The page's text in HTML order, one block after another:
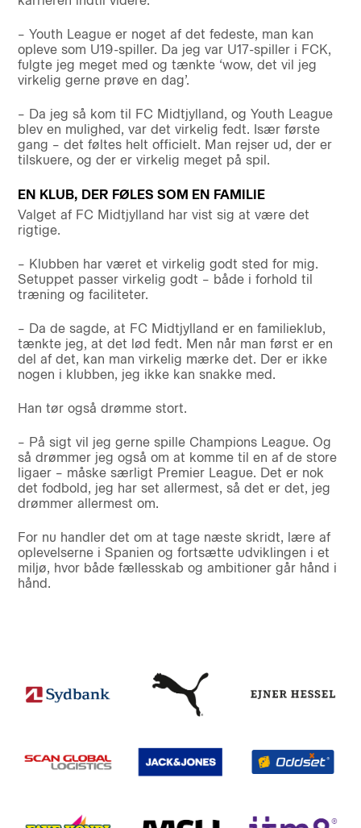
– Youth League er noget af det fedeste, man kan
opleve som U19-spiller. Da jeg var U17-spiller i FCK,
fulgte jeg meget med og tænkte ‘wow, det vil jeg
virkelig gerne prøve en dag’.
– Da jeg så kom til FC Midtjylland, og Youth League
blev en mulighed, var det virkelig fedt. Især første
gang – det føltes helt officielt. Man rejser ud, der er
tilskuere, og der er virkelig meget på spil.
EN KLUB, DER FØLES SOM EN FAMILIE
Valget af FC Midtjylland har vist sig at være det
rigtige.
– Klubben har været et virkelig godt sted for mig.
Setuppet passer virkelig godt – både i forhold til
træning og faciliteter.
– Da de sagde, at FC Midtjylland er en familieklub,
tænkte jeg, at det lød fedt. Men når man først er en
del af det, kan man virkelig mærke det. Der er ikke
nogen i klubben, jeg ikke kan snakke med.
Han tør også drømme stort.
– På sigt vil jeg gerne spille Champions League. Og
så drømmer jeg også om at komme til en af de store
ligaer – måske særligt Premier League. Det er nok
det fodbold, jeg har set allermest, så det er det, jeg
drømmer allermest om.
For nu handler det om at tage næste skridt, lære af
oplevelserne i Spanien og fortsætte udviklingen i et
miljø, hvor både fællesskab og ambitioner går hånd i
hånd.